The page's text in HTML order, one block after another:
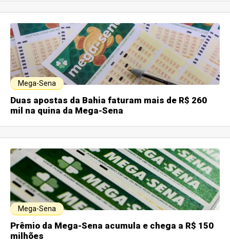
Mega-Sena
Duas apostas da Bahia faturam mais de R$ 260
mil na quina da Mega-Sena
Mega-Sena
Prêmio da Mega-Sena acumula e chega a R$ 150
milhões